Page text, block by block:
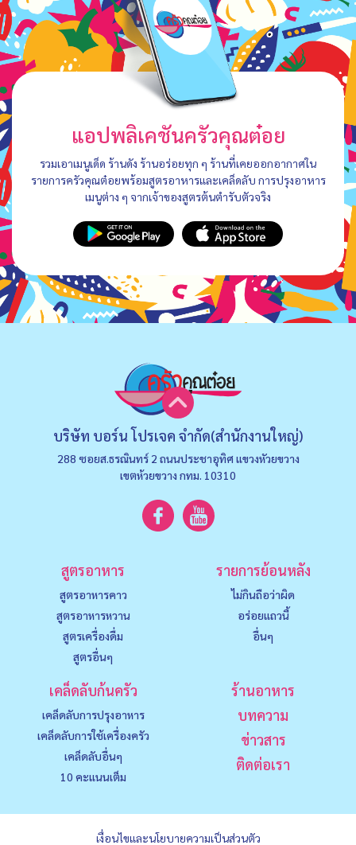
แอปพลิเคชันครัวคุณต๋อย
รวมเอาเมนูเด็ด ร้านดัง ร้านอร่อยทุก ๆ ร้านที่เคยออกอากาศใน
รายการครัวคุณต๋อยพร้อมสูตรอาหารและเคล็ดลับ การปรุงอาหาร
เมนูต่าง ๆ จากเจ้าของสูตรต้นตำรับตัวจริง
บริษัท บอร์น โปรเจค จำกัด(สำนักงานใหญ่)
288 ซอยส.ธรณินทร์ 2 ถนนประชาอุทิศ แขวงหัวยขวาง
เขตห้วยขวาง กทม. 10310
สูตรอาหาร
สูตรอาหารคาว
สูตรอาหารหวาน
สูตรเครื่องดื่ม
สูตรอื่นๆ
รายการย้อนหลัง
ไม่กินถือว่าผิด
อร่อยแถวนี้
อื่นๆ
เคล็ดลับก้นครัว
เคล็ดลับการปรุงอาหาร
เคล็ดลับการใช้เครื่องครัว
เคล็ดลับอื่นๆ
10 คะแนนเต็ม
ร้านอาหาร
บทความ
ข่าวสาร
ติดต่อเรา
เงื่อนไขและนโยบายความเป็นส่วนตัว